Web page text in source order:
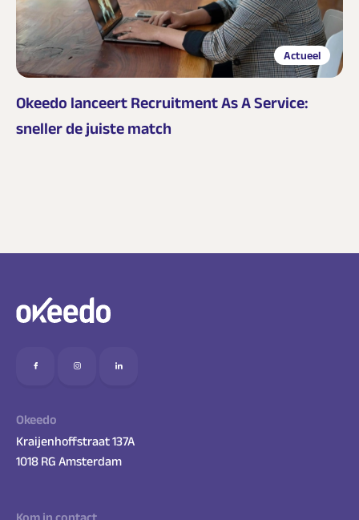
Actueel
Okeedo lanceert Recruitment As A Service:
sneller de juiste match
Okeedo
Kraijenhoffstraat 137A
1018 RG Amsterdam